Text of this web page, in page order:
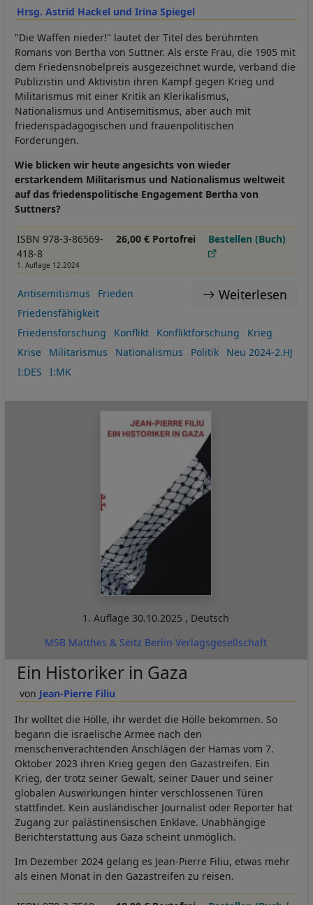
Hrsg. Astrid Hackel und Irina Spiegel
"Die Waffen nieder!" lautet der Titel des berühmten
Romans von Bertha von Suttner. Als erste Frau, die 1905 mit
dem Friedensnobelpreis ausgezeichnet wurde, verband die
Publizistin und Aktivistin ihren Kampf gegen Krieg und
Militarismus mit einer Kritik an Klerikalismus,
Nationalismus und Antisemitismus, aber auch mit
friedenspädagogischen und frauenpolitischen
Forderungen.
Wie blicken wir heute angesichts von wieder
erstarkendem Militarismus und Nationalismus weltweit
auf das friedenspolitische Engagement Bertha von
Suttners?
ISBN 978-3-86569-
418-8
1. Auflage 12.2024
26,00 € Portofrei Bestellen (Buch)
Weiterlesen
Antisemitismus
Frieden
Friedensfähigkeit
Friedensforschung
Konflikt Konfliktforschung
Krieg
Krise
Militarismus Nationalismus Politik
Neu 2024-2.HJ
I:DES
I:MK
1. Auflage 30.10.2025 , Deutsch
MSB Matthes & Seitz Berlin Verlagsgesellschaft
Jean-Pierre Filiu
Ein Historiker in Gaza
Ihr wolltet die Hölle, ihr werdet die Hölle bekommen. So
begann die israelische Armee nach den
menschenverachtenden Anschlägen der Hamas vom 7.
Oktober 2023 ihren Krieg gegen den Gazastreifen. Ein
Krieg, der trotz seiner Gewalt, seiner Dauer und seiner
globalen Auswirkungen hinter verschlossenen Türen
stattfindet. Kein ausländischer Journalist oder Reporter hat
Zugang zur palästinensischen Enklave. Unabhängige
Berichterstattung aus Gaza scheint unmöglich.
Im Dezember 2024 gelang es Jean-Pierre Filiu, etwas mehr
als einen Monat in den Gazastreifen zu reisen.